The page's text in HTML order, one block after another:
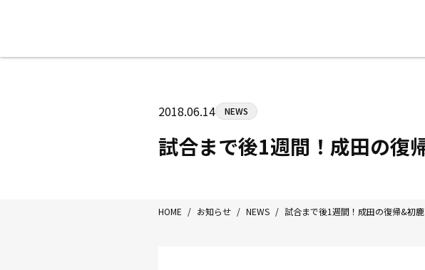
Tel/Fax：042-622-7222
2018.06.14 NEWS
試合まで後1週間！成田の復
HOME / お知らせ / NEWS / 試合まで後1週間！成田の復帰&初鹿